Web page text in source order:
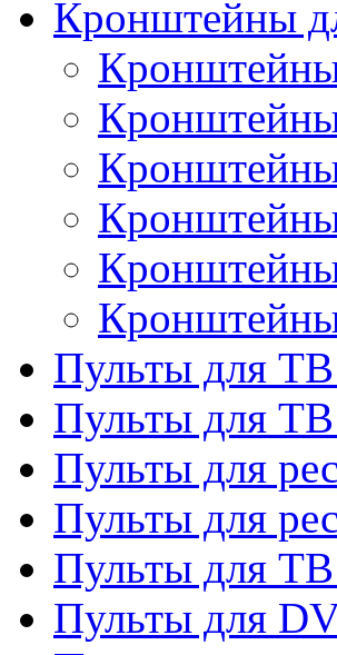
Кронштейны
Пульты для ТВ
Пульты для ТВ
Пульты для
Пульты для
Пульты для ТВ
Пульты для